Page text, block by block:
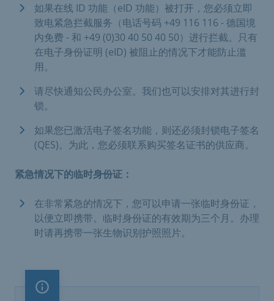
如果在线 ID 功能（eID 功能）被打开，您必须立即
致电紧急拦截服务（电话号码 +49 116 116 - 德国境
内免费 - 和 +49 (0)30 40 50 40 50）进行拦截。只有
在电子身份证明 (eID) 被阻止的情况下才能防止滥
用。
请尽快通知公民办公室。我们也可以安排对其进行封
锁。
如果您已激活电子签名功能，则还必须封锁电子签名
(QES)。为此，您必须联系购买签名证书的供应商。
紧急情况下的临时身份证：
在非常紧急的情况下，您可以申请一张临时身份证，
以便立即携带。临时身份证的有效期为三个月。办理
时请再携带一张生物识别护照照片。
重要说明